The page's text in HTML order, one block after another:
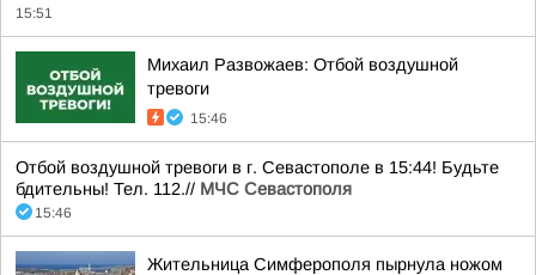
15:51
Михаил Развожаев: Отбой воздушной
тревоги
15:46
Отбой воздушной тревоги в г. Севастополе в 15:44! Будьте
бдительны! Тел. 112.// МЧС Севастополя
15:46
Жительница Симферополя пырнула ножом